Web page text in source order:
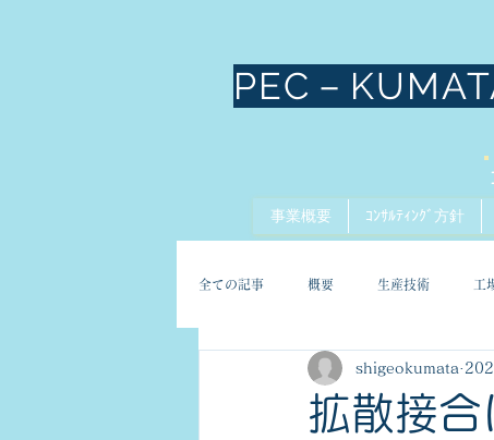
PEC－
事業概要 ｺﾝｻﾙﾃｨﾝｸﾞ方針
全ての記事 概要 生産技術 工
拡散接合
shigeokumata